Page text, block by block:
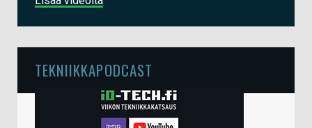
TEKNIIKKAPODCAST